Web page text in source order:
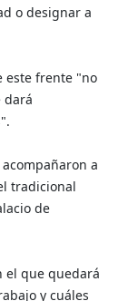
o designar a
este frente "no
dará
a
tradicional
de
el que quedará
y cuáles